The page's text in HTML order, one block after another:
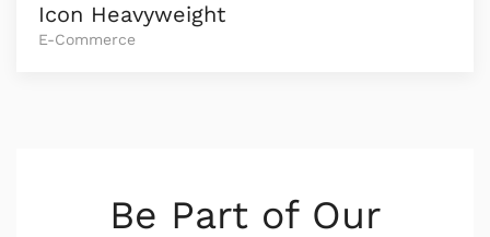
Icon Heavyweight
E-Commerce
Be Part of Our